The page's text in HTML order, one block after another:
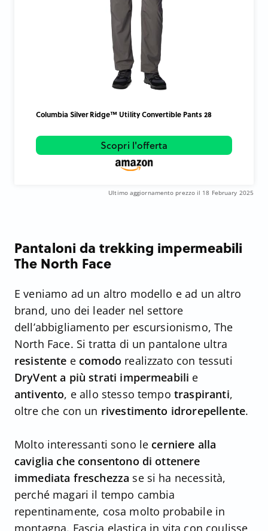
Columbia Silver Ridge™ Utility Convertible Pants 28
Scopri l'offerta
Ultimo aggiornamento prezzo il 18 February 2025
Pantaloni da trekking impermeabili
The North Face
E veniamo ad un altro modello e ad un altro
brand, uno dei leader nel settore
dell’abbigliamento per escursionismo, The
North Face. Si tratta di un pantalone ultra
resistente e comodo realizzato con tessuti
DryVent a più strati impermeabili e
antivento, e allo stesso tempo traspiranti,
oltre che con un rivestimento idrorepellente.
Molto interessanti sono le cerniere alla
caviglia che consentono di ottenere
immediata freschezza se si ha necessità,
perché magari il tempo cambia
repentinamente, cosa molto probabile in